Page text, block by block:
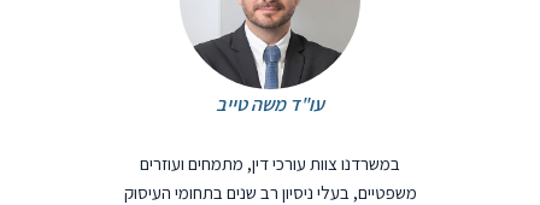
עו"ד משה טייב
במשרדנו צוות עורכי דין, מתמחים ועוזרים
משפטיים, בעלי ניסיון רב שנים בתחומי העיסוק